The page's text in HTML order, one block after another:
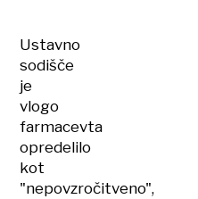
vesti
Ustavno
sodišče
je
vlogo
farmacevta
opredelilo
kot
"nepovzročitveno",